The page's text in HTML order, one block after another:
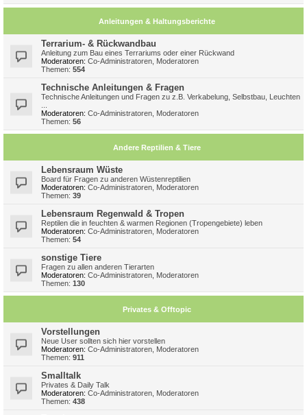
Anleitungen & Haltungsberichte
Terrarium- & Rückwandbau
Anleitung zum Bau eines Terrariums oder einer Rückwand
Moderatoren: Co-Administratoren Moderatoren
Themen: 554
Technische Anleitungen & Fragen
Technische Anleitungen und Fragen zu z.B. Verkabelung, Selbstbau, Leuchten
Moderatoren: Co-Administratoren Moderatoren
Themen: 56
Andere Reptilien & Tiere
Lebensraum Wüste
Board für Fragen zu anderen Wüstenreptilien
Moderatoren: Co-Administratoren Moderatoren
Themen: 39
Lebensraum Regenwald & Tropen
Reptilen die in feuchten & warmen Regionen (Tropengebiete) leben
Moderatoren: Co-Administratoren Moderatoren
Themen: 54
sonstige Tiere
Fragen zu allen anderen Tierarten
Moderatoren: Co-Administratoren Moderatoren
Themen: 130
Privates & Offtopic
Vorstellungen
Neue User sollten sich hier vorstellen
Moderatoren: Co-Administratoren Moderatoren
Themen: 911
Smalltalk
Privates & Daily Talk
Moderatoren: Co-Administratoren Moderatoren
Themen: 438